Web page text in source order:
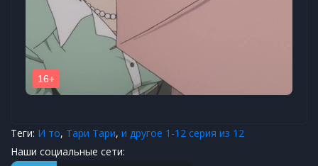
Теги: И то, Тари Тари, и другое 1-12 серия из 12
Наши социальные сети: